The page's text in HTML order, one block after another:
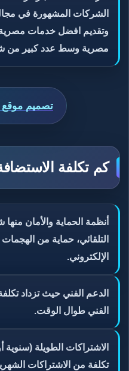
الشركات المشهورة في
وتقديم افضل خدمات
مصرية وسط عدد كبير من
تصميم موقع
كم تكلفة
التلقائي، حماية من الهجمات
الإلكتروني.
الدعم الفني حيث تزداد
الفني طوال الوقت.
الاشتراكات الطويلة
تكلفة من الاشتراكات